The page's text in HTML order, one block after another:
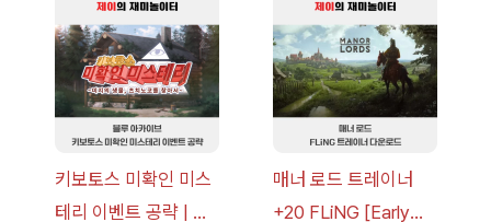
v1.0+] 다운로드
드
키보토스 미확인 미스
테리 이벤트 공략 | 블
매너 로드 트레이너
+20 FLiNG [Early